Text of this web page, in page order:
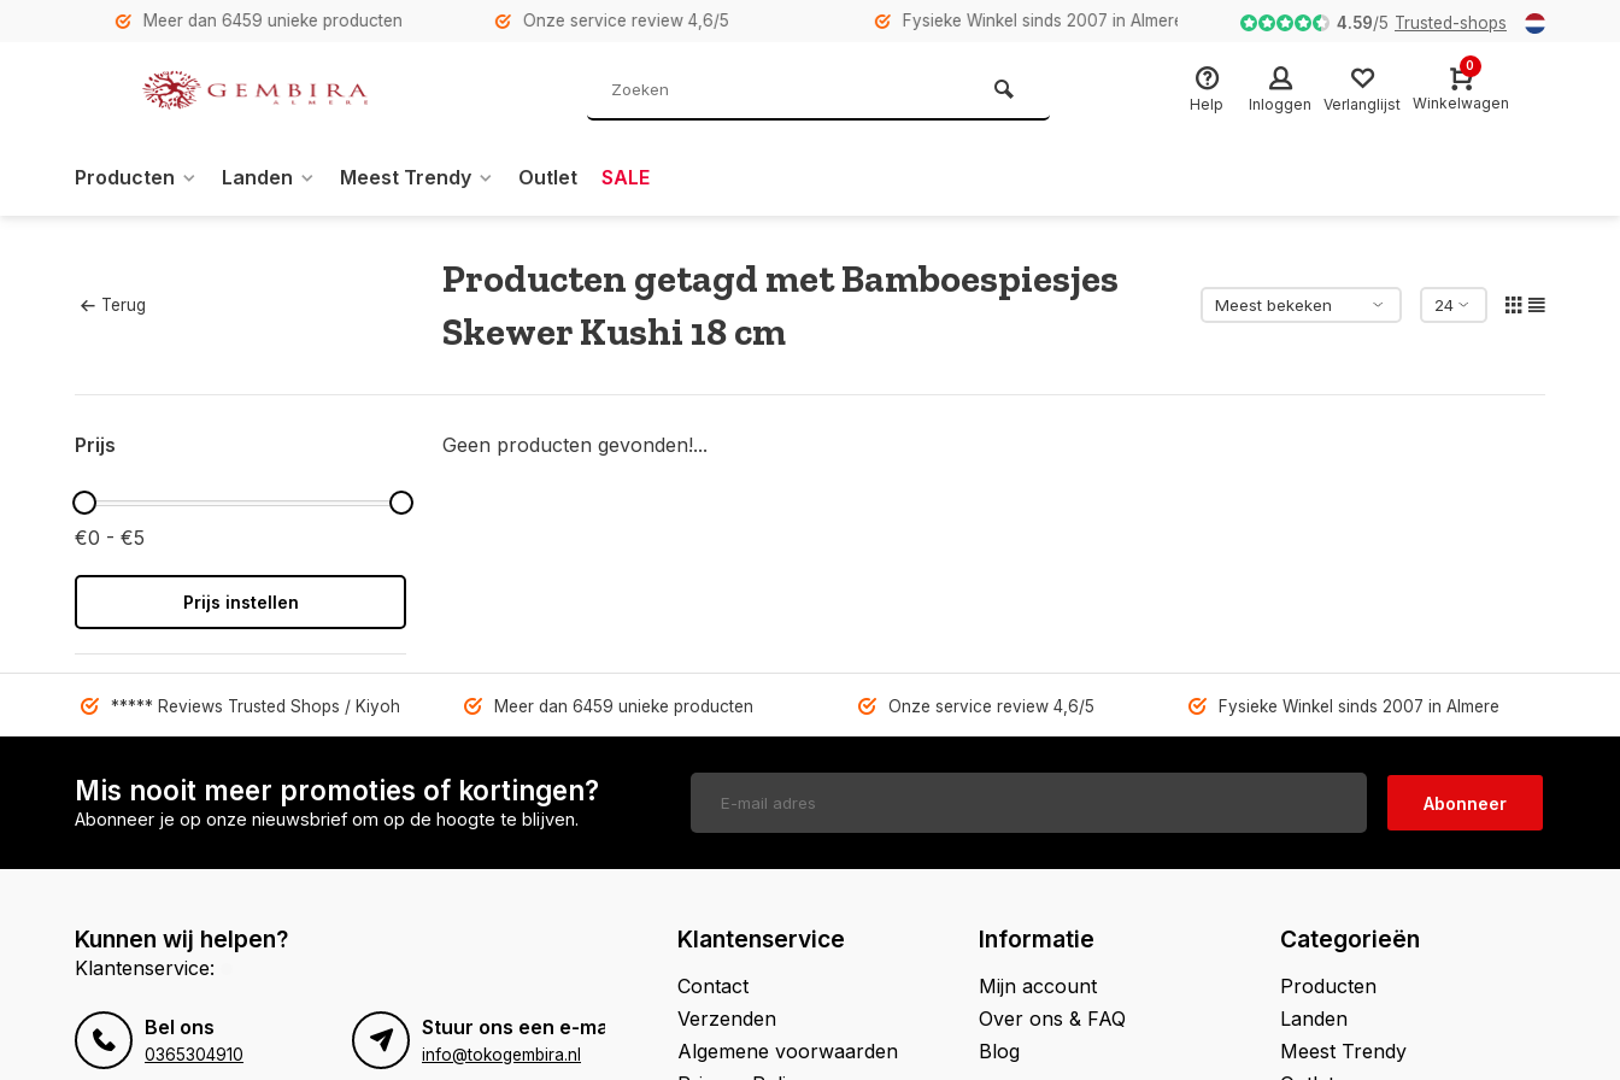
Meer dan 6459 unieke producten Onze service review 4,6/5 Fysieke Winkel sinds 2007 in Almere 4.59/5 Trusted-shops
Help Inloggen Verlanglijst
0
Winkelwagen
Producten Landen Meest Trendy Outlet SALE
Terug
Producten getagd met Bamboespiesjes
Skewer Kushi 18 cm
Prijs
€0 - €5
Prijs instellen
Geen producten gevonden!...
***** Reviews Trusted Shops / Kiyoh Meer dan 6459 unieke producten Onze service review 4,6/5 Fysieke Winkel sinds 2007 in Almere
Mis nooit meer promoties of kortingen?
Abonneer je op onze nieuwsbrief om op de hoogte te blijven.
Abonneer
Kunnen wij helpen?
Klantenservice:
Bel ons
0365304910
Stuur ons een e-mail
info@tokogembira.nl
Klantenservice
Contact
Verzenden
Algemene voorwaarden
Informatie
Mijn account
Over ons & FAQ
Blog
Categorieën
Producten
Landen
Meest Trendy